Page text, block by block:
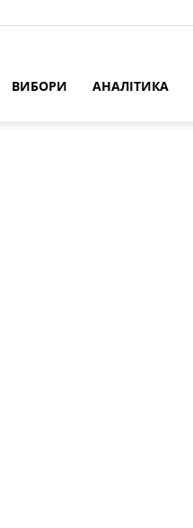
ВИБОРИ АНАЛІТИКА